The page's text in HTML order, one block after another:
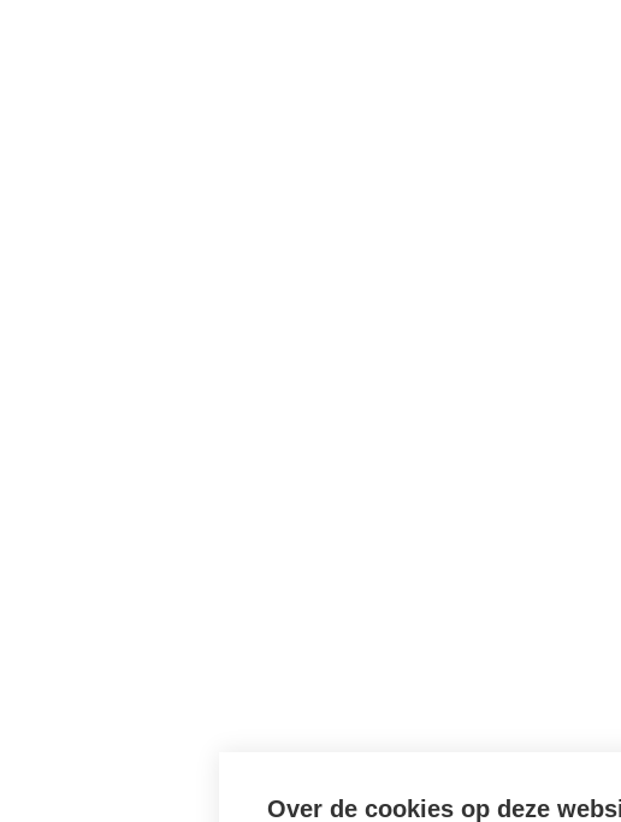
Over de cookies op deze